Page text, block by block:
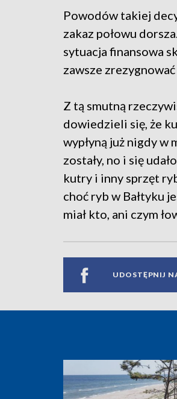
Powodów takiej
zakaz połowu
sytuacja finansowa
zawsze
Z tą smutną
dowiedzieli się, że
wypłyną już nigdy w
zostały, no i się
kutry i inny sprzęt
choć ryb w Bałtyku
miał kto, ani czym
UDOSTĘPNIJ